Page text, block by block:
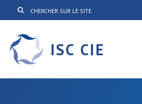
ISC CIE